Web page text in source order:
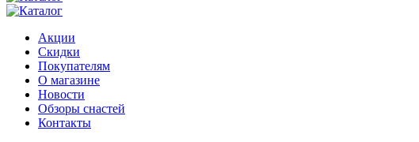
Акции
Скидки
Покупателям
О магазине
Новости
Обзоры снастей
Контакты